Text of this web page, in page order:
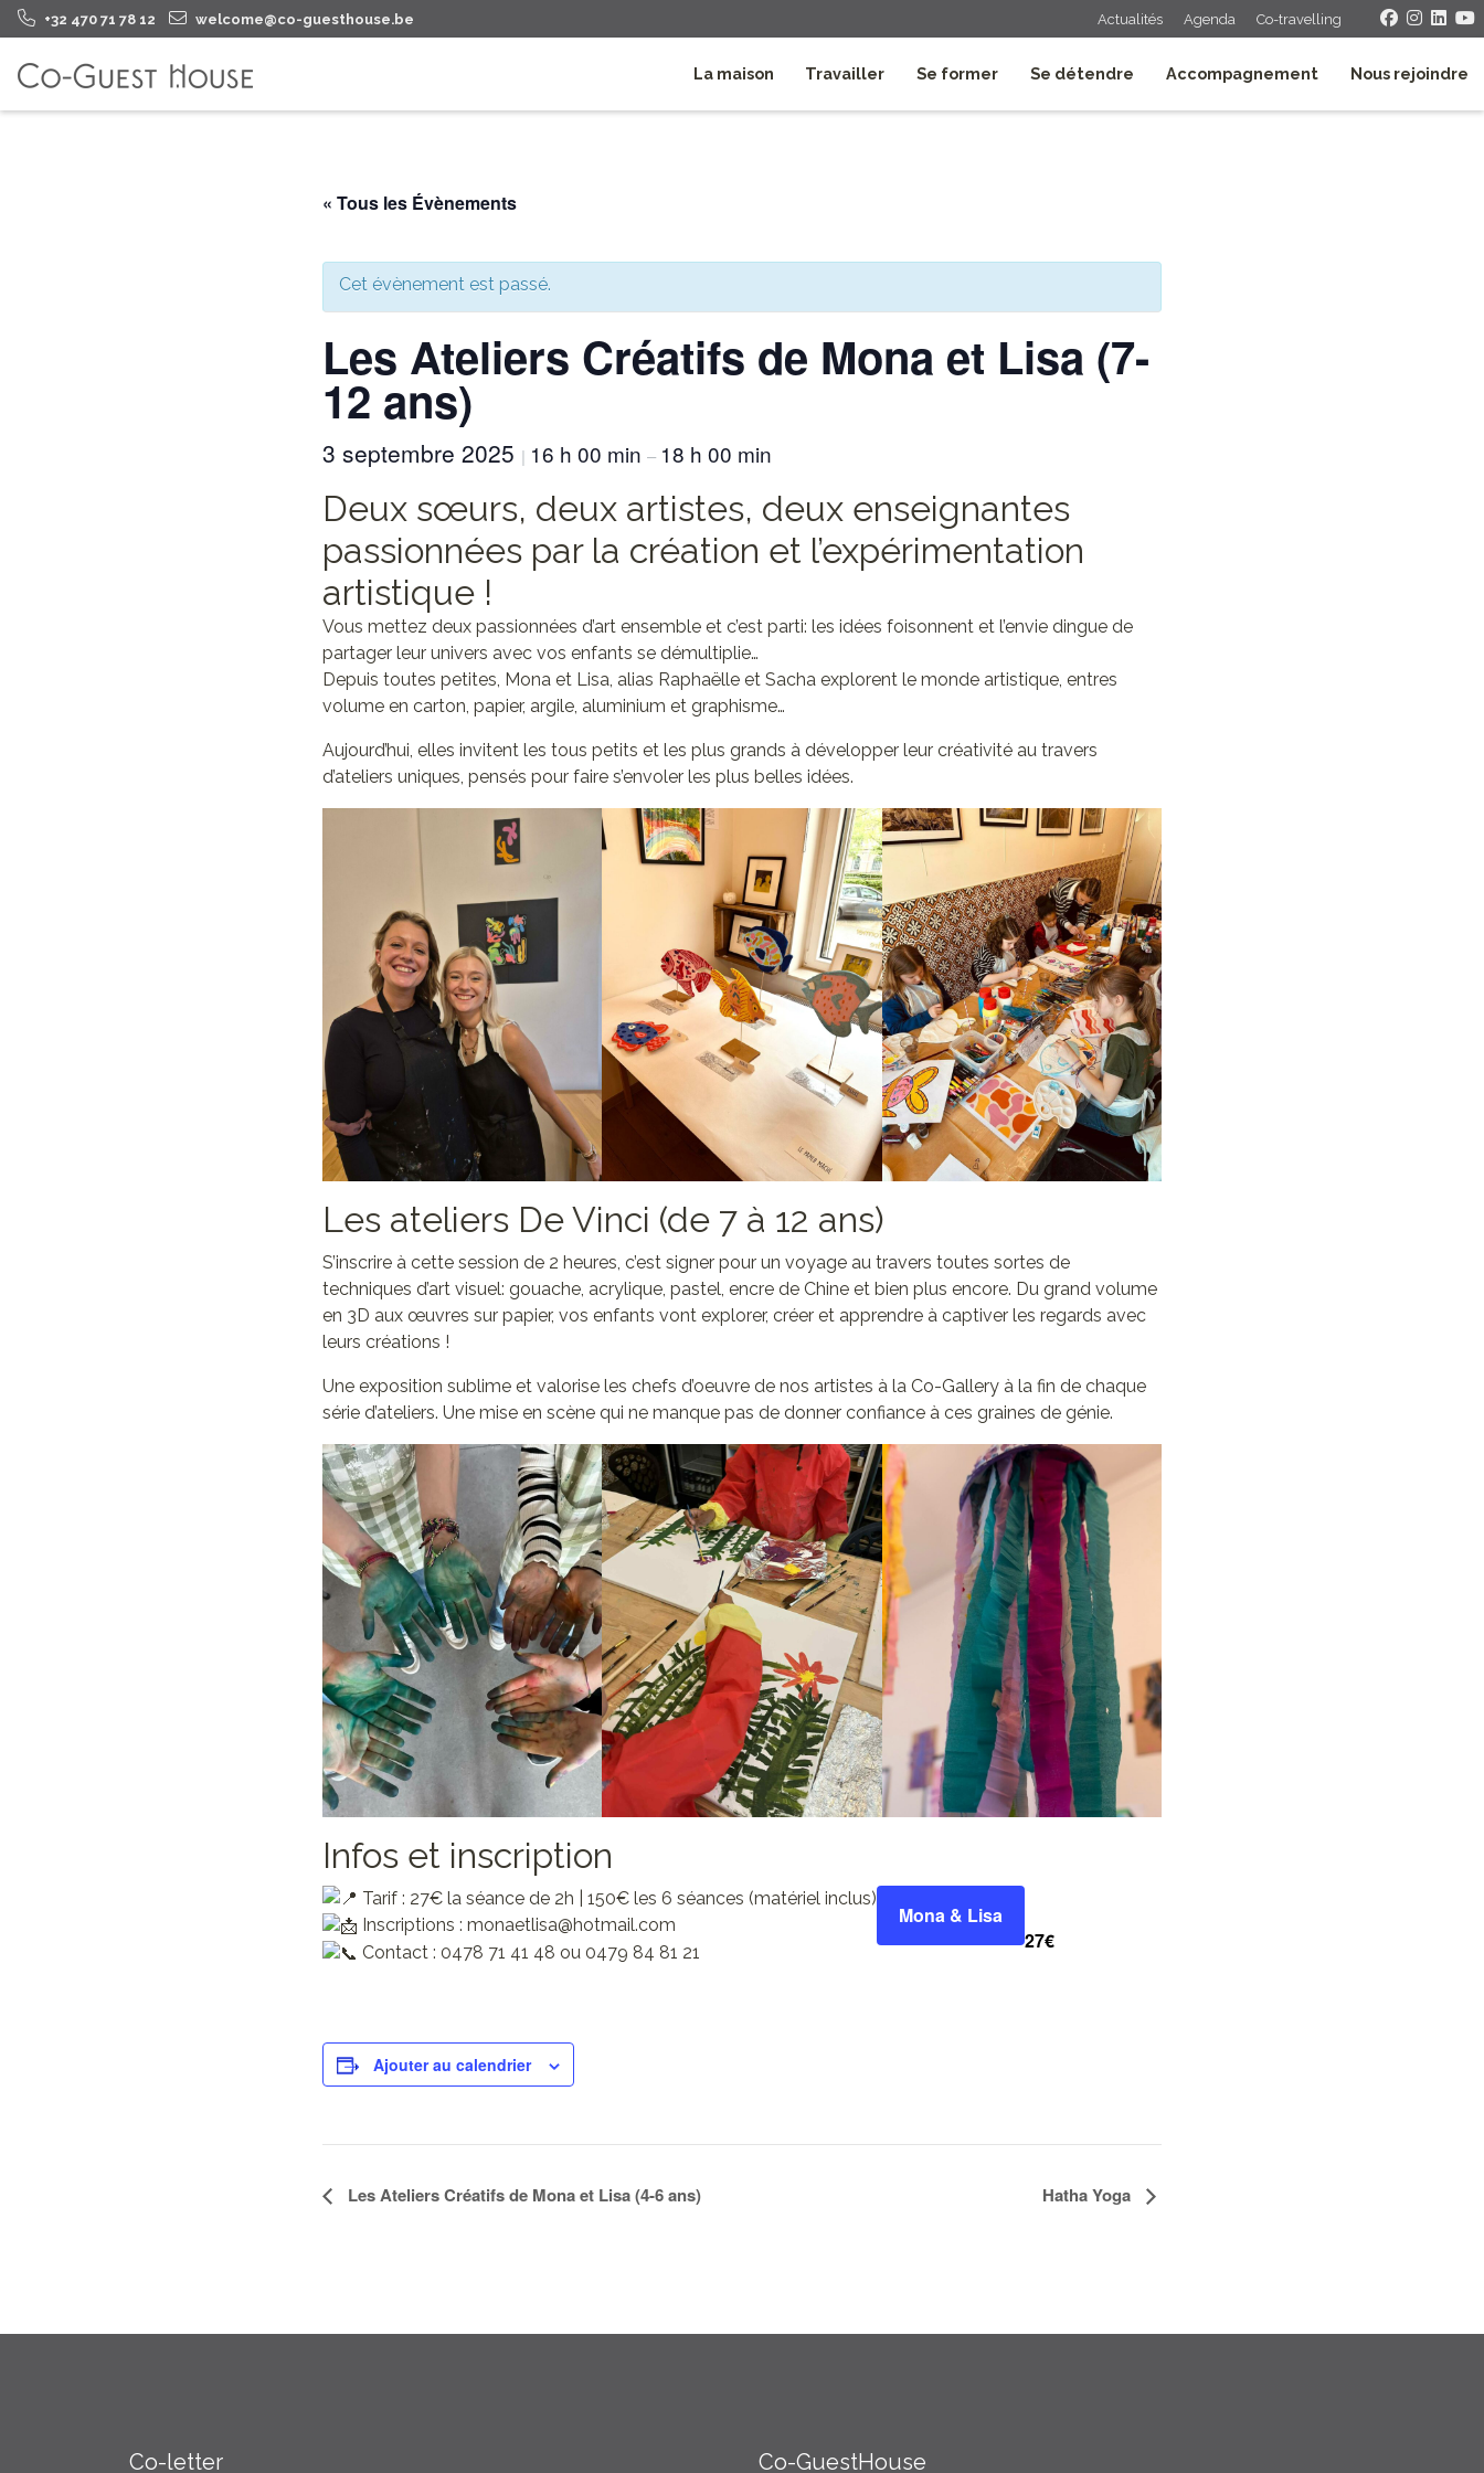
+32 470 71 78 12 welcome@co-guesthouse.be Actualités Agenda Co-travelling
La maison Travailler Se former Se détendre Accompagnement Nous rejoindre
« Tous les Évènements
Cet évènement est passé.
Les Ateliers Créatifs de Mona et Lisa (7-
12 ans)
3 septembre 2025 | 16 h 00 min – 18 h 00 min
Deux sœurs, deux artistes, deux enseignantes
passionnées par la création et l’expérimentation
artistique !
Vous mettez deux passionnées d’art ensemble et c’est parti: les idées foisonnent et l’envie dingue de
partager leur univers avec vos enfants se démultiplie…
Depuis toutes petites, Mona et Lisa, alias Raphaëlle et Sacha explorent le monde artistique, entres
volume en carton, papier, argile, aluminium et graphisme…
Aujourd’hui, elles invitent les tous petits et les plus grands à développer leur créativité au travers
d’ateliers uniques, pensés pour faire s’envoler les plus belles idées.
Les ateliers De Vinci (de 7 à 12 ans)
S’inscrire à cette session de 2 heures, c’est signer pour un voyage au travers toutes sortes de
techniques d’art visuel: gouache, acrylique, pastel, encre de Chine et bien plus encore. Du grand volume
en 3D aux œuvres sur papier, vos enfants vont explorer, créer et apprendre à captiver les regards avec
leurs créations !
Une exposition sublime et valorise les chefs d’oeuvre de nos artistes à la Co-Gallery à la fin de chaque
série d’ateliers. Une mise en scène qui ne manque pas de donner confiance à ces graines de génie.
Infos et inscription
Tarif : 27€ la séance de 2h | 150€ les 6 séances (matériel inclus)
Inscriptions : monaetlisa@hotmail.com
Contact : 0478 71 41 48 ou 0479 84 81 21
Mona & Lisa
27€
Ajouter au calendrier
Navigation
Les Ateliers Créatifs de Mona et Lisa (4-6 ans) Hatha Yoga
Co-letter Co-GuestHouse